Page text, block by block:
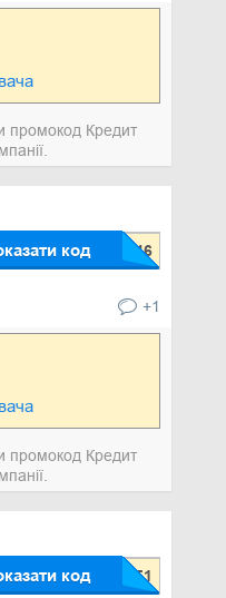
промокод Кредит
код
+1
промокод Кредит
код